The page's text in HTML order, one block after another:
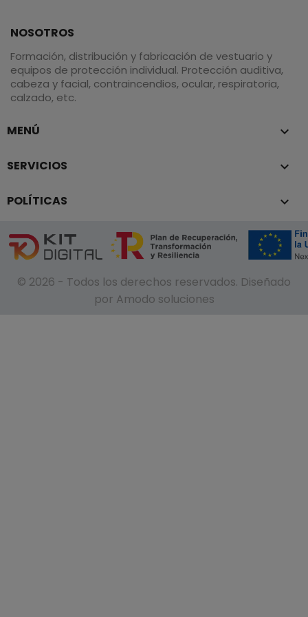
NOSOTROS
Formación, distribución y fabricación de vestuario y
equipos de protección individual. Protección auditiva,
cabeza y facial, contraincendios, ocular, respiratoria,
calzado, etc.
MENÚ 
SERVICIOS 
POLÍTICAS 
© 2026 - Todos los derechos reservados. Diseñado
por Amodo soluciones